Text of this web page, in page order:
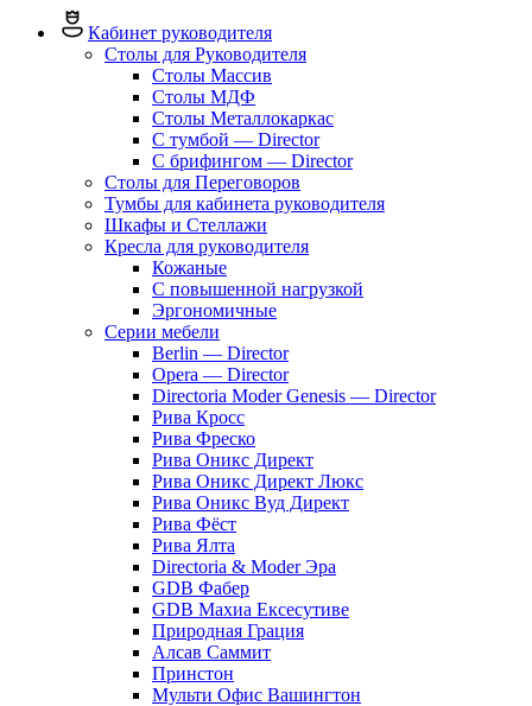
Кабинет руководителя
Столы для Руководителя
Столы Массив
Столы МДФ
Столы Металлокаркас
С тумбой — Director
C брифингом — Director
Столы для Переговоров
Тумбы для кабинета руководителя
Шкафы и Стеллажи
Кресла для руководителя
Кожаные
С повышенной нагрузкой
Эргономичные
Серии мебели
Berlin — Director
Opera — Director
Directoria Moder Genesis — Director
Рива Кросс
Рива Фреско
Рива Оникс Директ
Рива Оникс Директ Люкс
Рива Оникс Вуд Директ
Рива Фёст
Рива Ялта
Directoria & Moder Эра
GDB Фабер
GDB Махиа Ексесутиве
Природная Грация
Алсав Саммит
Принстон
Мульти Офис Вашингтон